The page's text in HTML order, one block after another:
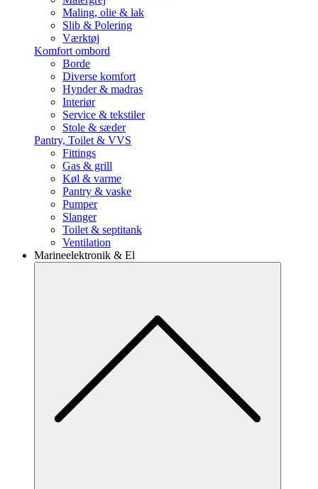
Maling, olie & lak
Slib & Polering
Værktøj
Komfort ombord
Borde
Diverse komfort
Hynder & madras
Interiør
Service & tekstiler
Stole & sæder
Pantry, Toilet & VVS
Fittings
Gas & grill
Køl & varme
Pantry & vaske
Pumper
Slanger
Toilet & septitank
Ventilation
Marineelektronik & El